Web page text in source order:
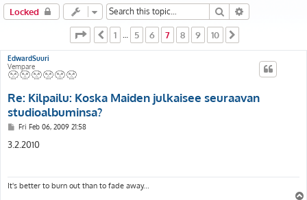
Locked Search
Page 7of 10
Previous
1 5 6 7 8 9 10
EdwardSuuri
Vempare
Re: Kilpailu: Koska Maiden julkaisee seuraavan
studioalbuminsa?
P
s
t
Fri Feb 06, 2009 21:58
3.2.2010
It's better to burn out than to fade away...